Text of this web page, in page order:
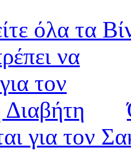
όλα τα
για τον